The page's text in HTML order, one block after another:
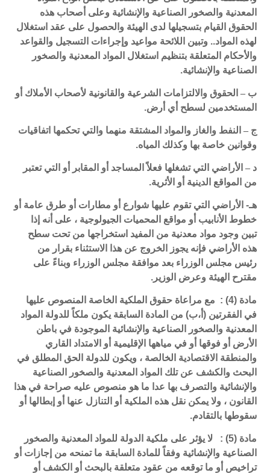
المعدنية والصخور الصناعية والإنشائية وعلى أصحاب هذه
الحقوق القيام بتسجيلها لدى الهيئة والحصول على عقد استغلال
لهذه المواد.. وتبين اللائحة مواعيد وإجراءات التسجيل والقواعد
والأحكام المتعلقة بتنظيم استغلال المواد المعدنية والصخور
الصناعية والإنشائية.
ب – الحقوق والالتزامات الشرعية والقانونية لأصحاب الأملاك أو
المستخدمين لسطح أي أرض.
ج – النفط والغاز والمواد المشتقة منهما والتي تحكمها اتفاقيات
وقوانين خاصة بها وكذلك المياه.
د – الأراضي التي تشغلها فعلاً المساجد أو المقابر أو التي تعتبر
من المواقع الدينية أو الأثرية.
هـ- الأراضي التي تقوم عليها شوارع أو مطارات أو طرق عامة أو
خطوط الأنابيب أو مواقع المحميات الجيولوجية ، على أنه إذا
تبين وجود مواد معدنية من المفيد استخراجها من تحت سطح
هذه الأراضي فإنه يجوز الخروج عن هذا الاستثناء بقرار من
رئيس مجلس الوزراء بعد موافقة مجلس الوزراء وبناءً على
مقترح الهيئة وعرض الوزير.
مادة (4) : مع مراعاة حقوق الملكية الخاصة المنصوص عليها
في الفقرتين (أ،ب) من المادة السابقة يكون ملكاً للدولة المواد
المعدنية والصخور الصناعية والإنشائية الموجودة في باطن
الأرض أو فوقها أو في مياهها الإقليمية أو الامتداد القاري
والمنطقة الاقتصادية الخالصة ، ويكون للدولة الحق المطلق في
البحث والكشف عن تلك المواد المعدنية والصخور الصناعية
والإنشائية والتصرف بها عدا ما هو منصوص عليه صراحة في هذا
القانون ، ولا يمكن نقل هذه الملكية أو التنازل عنها أو إبطالها أو
سقوطها بالتقادم.
مادة (5) : لا يؤثر على ملكية الدولة للمواد المعدنية والصخور
الصناعية والإنشائية وفقاً للمادة السابقة ما تمنحه من إجازات أو
تراخيص أو ما توقعه من عقود متعلقة بالبحث أو الكشف أو